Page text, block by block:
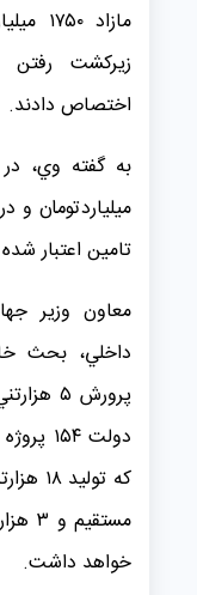
زيركشت
اختصاص دادند.
ميلياردتومان و
تامين اعتبار
معاون وزير
داخلي، بحث
خواهد داشت.